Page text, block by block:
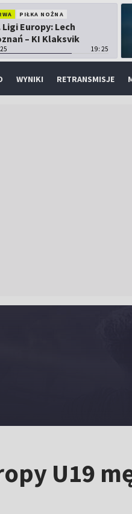
PIŁKA NOŻNA
Ligi Europy: Lech
– KI Klaksvik
19:25
WYNIKI RETRANSMISJE
U19